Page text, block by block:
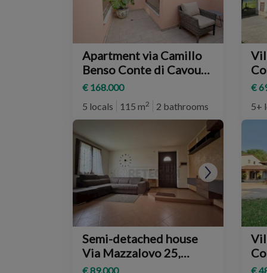
Apartment via Camillo
Benso Conte di Cavour
16, Cornedo Vicentino
€ 168.000
5 locals
115 m2 2 bathrooms
€
5+
Semi-detached house
Via Mazzalovo 25,
Cornedo Vicentino
€ 89.000
€